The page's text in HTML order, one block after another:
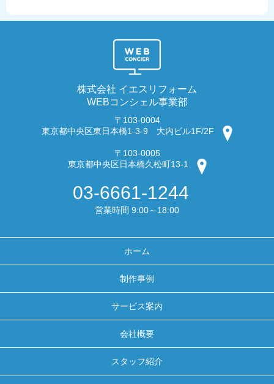
株式会社 イエスリフォーム
WEBコンシェル事業部
〒103-0004
東京都中央区東日本橋1-3-9 大内ビル1F/2F
〒103-0005
東京都中央区日本橋久松町13-1
03-6661-1244
営業時間 9:00～18:00
ホーム
制作事例
サービス案内
会社概要
スタッフ紹介